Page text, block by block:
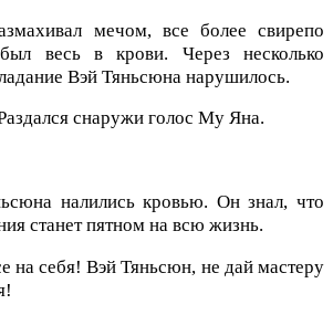
мечом, все более свирепо
весь в крови. Через несколько
Вэй Тяньсюна нарушилось.
снаружи голос Му Яна.
налились кровью. Он знал, что
станет пятном на всю жизнь.
на себя! Вэй Тяньсюн, не дай мастеру